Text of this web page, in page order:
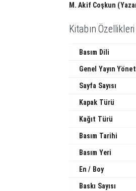
M. Akif Coşkun
Kitabın Özellikleri
Basım Dili
Genel Yayın
Sayfa Sayısı
Kapak Türü
Kağıt Türü
Basım Tarihi
Basım Yeri
En / Boy
Baskı Sayısı